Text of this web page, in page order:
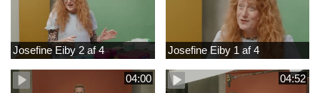
Josefine Eiby 2 af 4 Josefine Eiby 1 af 4
04:00 04:52